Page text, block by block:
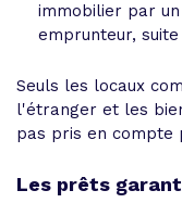
immobilier par
emprunteur, suite
Seuls les locaux
l'étranger et les
pas pris en compte
Les prêts